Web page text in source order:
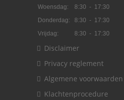
Woensdag:
8:30 - 17:30
Donderdag:
8:30 - 17:30
Vrijdag:
8:30 - 17:30
Disclaimer
Privacy reglement
Algemene voorwaarden
Klachtenprocedure